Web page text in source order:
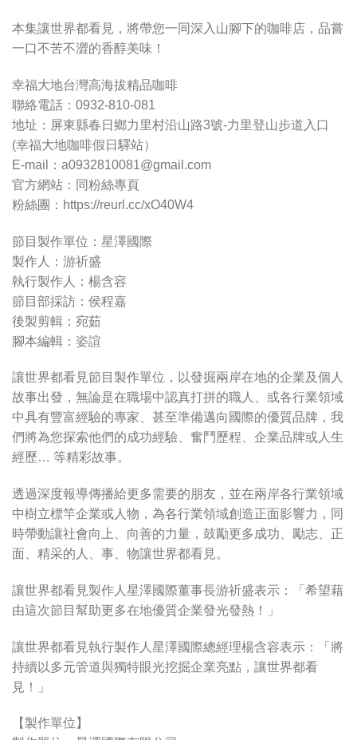
本集讓世界都看見，將帶您一同深入山腳下的咖啡店，品嘗
一口不苦不澀的香醇美味！
幸福大地台灣高海拔精品咖啡
聯絡電話：0932-810-081
地址：屏東縣春日鄉力里村沿山路3號-力里登山步道入口
(幸福大地咖啡假日驛站）
E-mail： a0932810081@gmail.com
官方網站：同粉絲專頁
粉絲團：https://reurl.cc/xO40W4
節目製作單位：星澤國際
製作人：游祈盛
執行製作人：楊含容
節目部採訪：侯程嘉
後製剪輯：宛茹
腳本編輯：姿諠
讓世界都看見節目製作單位，以發掘兩岸在地的企業及個人
故事出發，無論是在職場中認真打拼的職人、或各行業領域
中具有豐富經驗的專家、甚至準備邁向國際的優質品牌，我
們將為您探索他們的成功經驗、奮鬥歷程、企業品牌或人生
經歷… 等精彩故事。
透過深度報導傳播給更多需要的朋友，並在兩岸各行業領域
中樹立標竿企業或人物，為各行業領域創造正面影響力，同
時帶動讓社會向上、向善的力量，鼓勵更多成功、勵志、正
面、精采的人、事、物讓世界都看見。
讓世界都看見製作人星澤國際董事長游祈盛表示：「希望藉
由這次節目幫助更多在地優質企業發光發熱！」
讓世界都看見執行製作人星澤國際總經理楊含容表示：「將
持續以多元管道與獨特眼光挖掘企業亮點，讓世界都看
見！」
【製作單位】